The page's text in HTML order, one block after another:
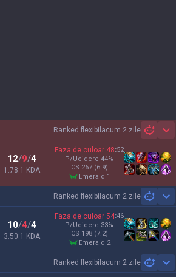
Ranked flexibil acum 2 zile
12/9/4
1.78:1 KDA
Faza de culoar 48:52
P/Ucidere 44%
CS 267 (6.9)
emerald 1
Ranked flexibil acum 2 zile
10/4/4
3.50:1 KDA
Faza de culoar 54:46
P/Ucidere 33%
CS 198 (7.2)
emerald 2
Ranked flexibil acum 2 zile